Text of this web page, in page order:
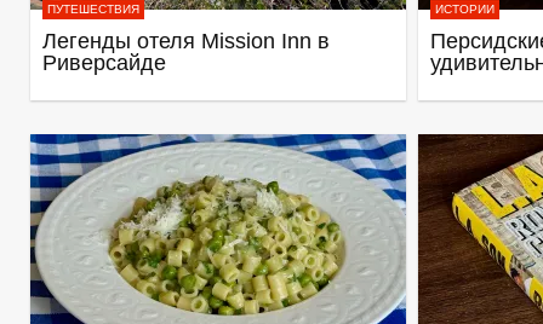
ПУТЕШЕСТВИЯ
Легенды отеля Mission Inn в
Риверсайде
ИСТОРИИ